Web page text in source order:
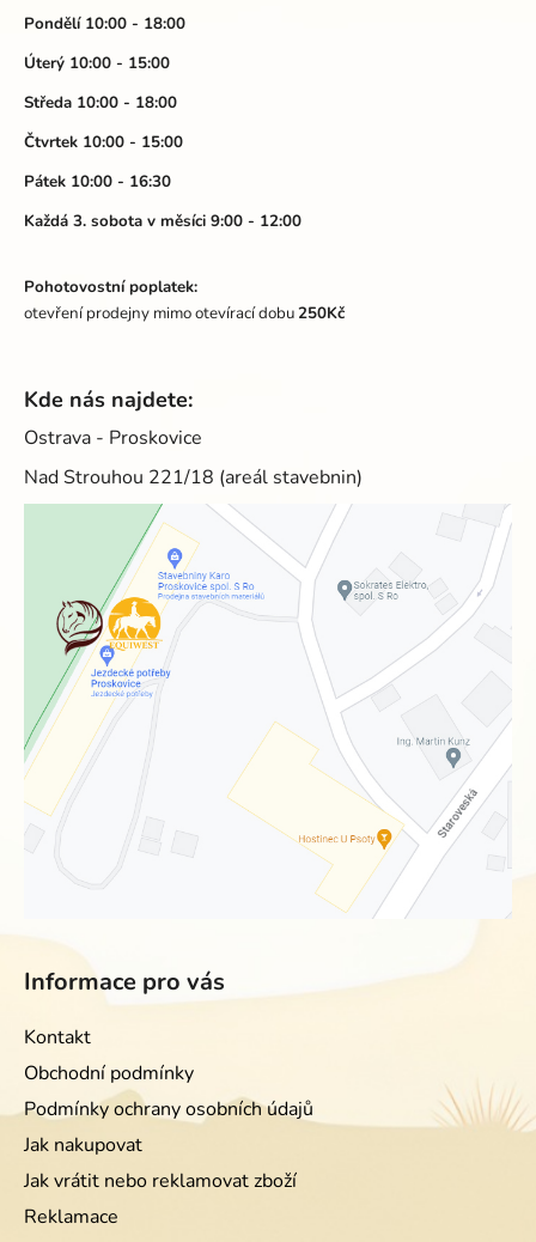
Pondělí 10:00 - 18:00
Úterý 10:00 - 15:00
Středa 10:00 - 18:00
Čtvrtek 10:00 - 15:00
Pátek 10:00 - 16:30
Každá 3. sobota v měsíci 9:00 - 12:00
Pohotovostní poplatek:
otevření prodejny mimo otevírací dobu250Kč
Kde nás najdete:
Ostrava - Proskovice
Nad Strouhou 221/18 (areál stavebnin)
Informace pro vás
Kontakt
Obchodní podmínky
Podmínky ochrany osobních údajů
Jak nakupovat
Jak vrátit nebo reklamovat zboží
Reklamace